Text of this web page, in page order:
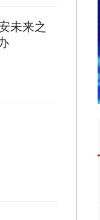
未来之